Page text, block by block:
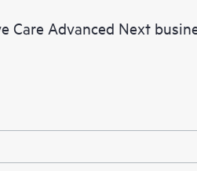
allen Vorteilen dieses
der Technologie für Remote-
Care Advanced Next